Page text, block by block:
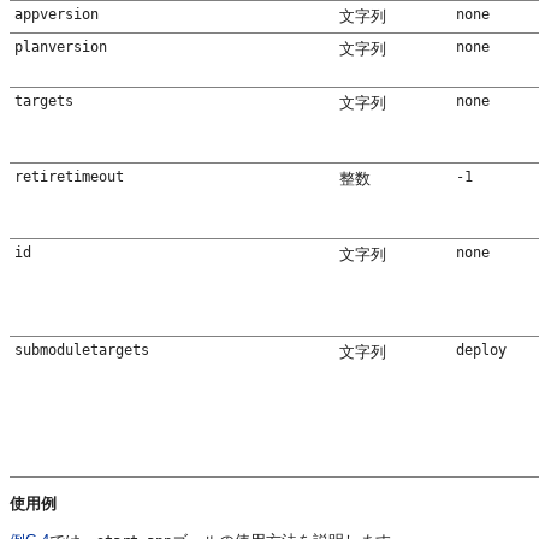
appversion 文字列
none
planversion
文字列 none
targets 文字列 none
retiretimeout 整数 -1
id 文字列 none
submoduletargets 文字列 deploy
使用例